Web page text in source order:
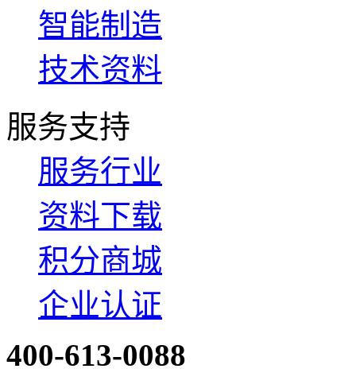
智能制造
技术资料
服务支持
服务行业
资料下载
积分商城
企业认证
400-613-0088